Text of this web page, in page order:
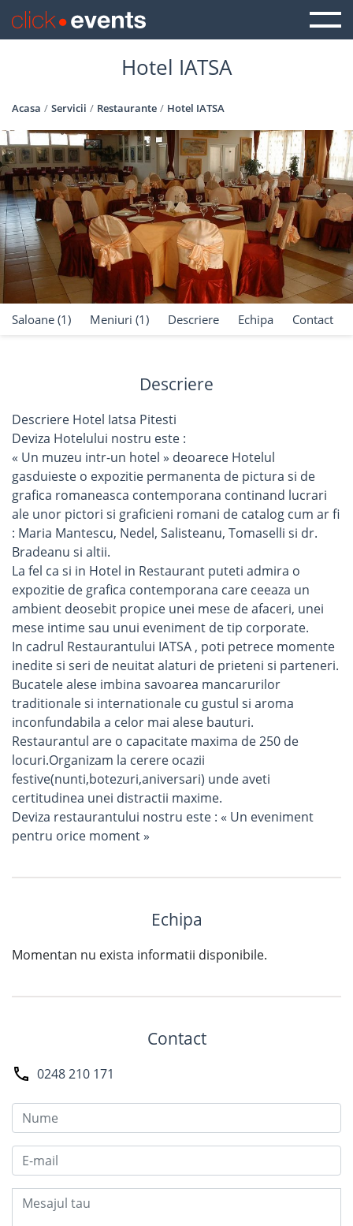
Hotel IATSA
Acasa Servicii Restaurante Hotel IATSA
Saloane (1) Meniuri (1) Descriere Echipa Contact
Descriere
Descriere Hotel Iatsa Pitesti
Deviza Hotelului nostru este :
« Un muzeu intr-un hotel » deoarece Hotelul
gasduieste o expozitie permanenta de pictura si de
grafica romaneasca contemporana continand lucrari
ale unor pictori si graficieni romani de catalog cum ar fi
: Maria Mantescu, Nedel, Salisteanu, Tomaselli si dr.
Bradeanu si altii.
La fel ca si in Hotel in Restaurant puteti admira o
expozitie de grafica contemporana care ceeaza un
ambient deosebit propice unei mese de afaceri, unei
mese intime sau unui eveniment de tip corporate.
In cadrul Restaurantului IATSA , poti petrece momente
inedite si seri de neuitat alaturi de prieteni si parteneri.
Bucatele alese imbina savoarea mancarurilor
traditionale si internationale cu gustul si aroma
inconfundabila a celor mai alese bauturi.
Restaurantul are o capacitate maxima de 250 de
locuri.Organizam la cerere ocazii
festive(nunti,botezuri,aniversari) unde aveti
certitudinea unei distractii maxime.
Deviza restaurantului nostru este : « Un eveniment
pentru orice moment »
Echipa
Momentan nu exista informatii disponibile.
Contact
0248 210 171